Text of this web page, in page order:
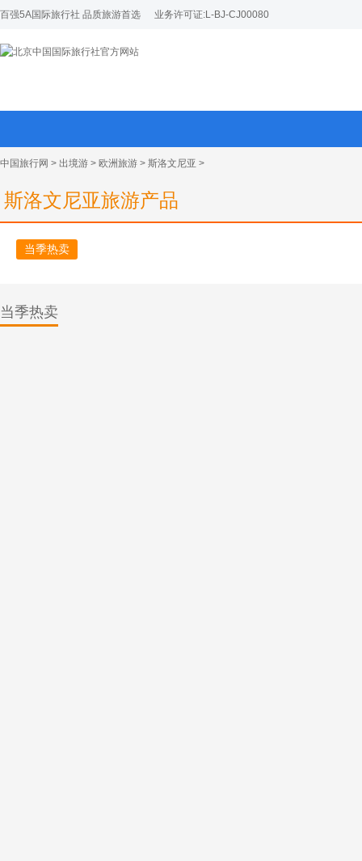
百强5A国际旅行社 品质旅游首选 业务许可证:L-BJ-CJ00080
中国旅行网 > 出境游 > 欧洲旅游 > 斯洛文尼亚 >
斯洛文尼亚旅游产品
当季热卖
当季热卖